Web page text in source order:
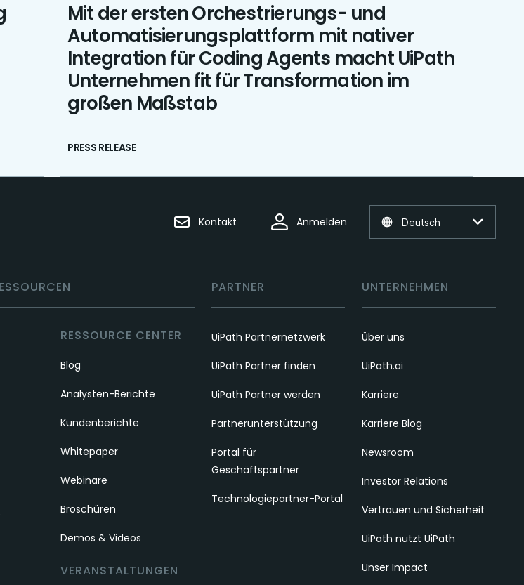
Mit der ersten Orchestrierungs- und
Automatisierungsplattform mit nativer
Integration für Coding Agents macht UiPath
Unternehmen fit für Transformation im
großen Maßstab
PRESS RELEASE
Kontakt Anmelden Deutsch
RESSOURCE CENTER
Blog
Analysten-Berichte
Kundenberichte
Whitepaper
Webinare
Broschüren
Demos & Videos
VERANSTALTUNGEN
PARTNER
UiPath Partnernetzwerk
UiPath Partner finden
UiPath Partner werden
Partnerunterstützung
Portal für
Geschäftspartner
Technologiepartner-Portal
UNTERNEHMEN
Über uns
UiPath.ai
Karriere
Karriere Blog
Newsroom
Investor Relations
Vertrauen und Sicherheit
UiPath nutzt UiPath
Unser Impact